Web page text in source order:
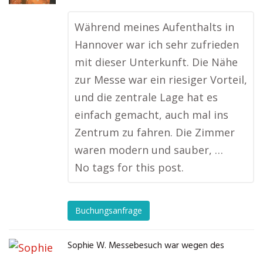
Während meines Aufenthalts in
Hannover war ich sehr zufrieden
mit dieser Unterkunft. Die Nähe
zur Messe war ein riesiger Vorteil,
und die zentrale Lage hat es
einfach gemacht, auch mal ins
Zentrum zu fahren. Die Zimmer
waren modern und sauber, …
No tags for this post.
Buchungsanfrage
Sophie W. Messebesuch war wegen des